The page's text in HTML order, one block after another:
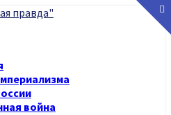
война